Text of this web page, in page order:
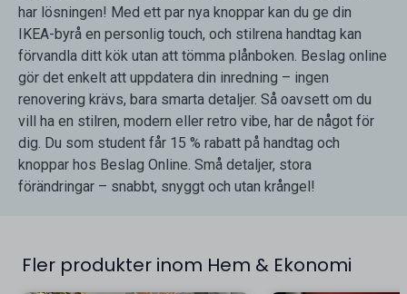
har lösningen! Med ett par nya knoppar kan du ge din
IKEA-byrå en personlig touch, och stilrena handtag kan
förvandla ditt kök utan att tömma plånboken. Beslag online
gör det enkelt att uppdatera din inredning – ingen
renovering krävs, bara smarta detaljer. Så oavsett om du
vill ha en stilren, modern eller retro vibe, har de något för
dig. Du som student får 15 % rabatt på handtag och
knoppar hos Beslag Online. Små detaljer, stora
förändringar – snabbt, snyggt och utan krångel!
Fler produkter inom Hem & Ekonomi